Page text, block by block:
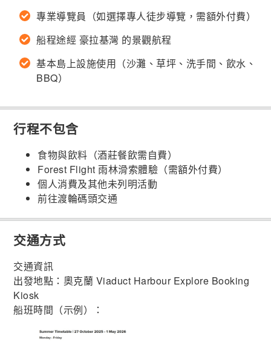
專業導覽員（如選擇專人徒步導覽，需額外付費）
船程途經 豪拉基灣 的景觀航程
基本島上設施使用（沙灘、草坪、洗手間、飲水、
BBQ）
行程不包含
食物與飲料（酒莊餐飲需自費）
Forest Flight 雨林滑索體驗（需額外付費）
個人消費及其他未列明活動
前往渡輪碼頭交通
交通方式
交通資訊
出發地點：奧克蘭 Viaduct Harbour Explore Booking
Kiosk
船班時間（示例）：